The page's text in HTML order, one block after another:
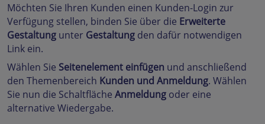
Möchten Sie Ihren Kunden einen Kunden-Login zur
Verfügung stellen, binden Sie über die Erweiterte
Gestaltung unter Gestaltung den dafür notwendigen
Link ein.
Wählen Sie Seitenelement einfügen und anschließend
den Themenbereich Kunden und Anmeldung. Wählen
Sie nun die Schaltfläche Anmeldung oder eine
alternative Wiedergabe.